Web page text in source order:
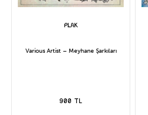
Various Artist – Meyhane Şarkıları
900 TL